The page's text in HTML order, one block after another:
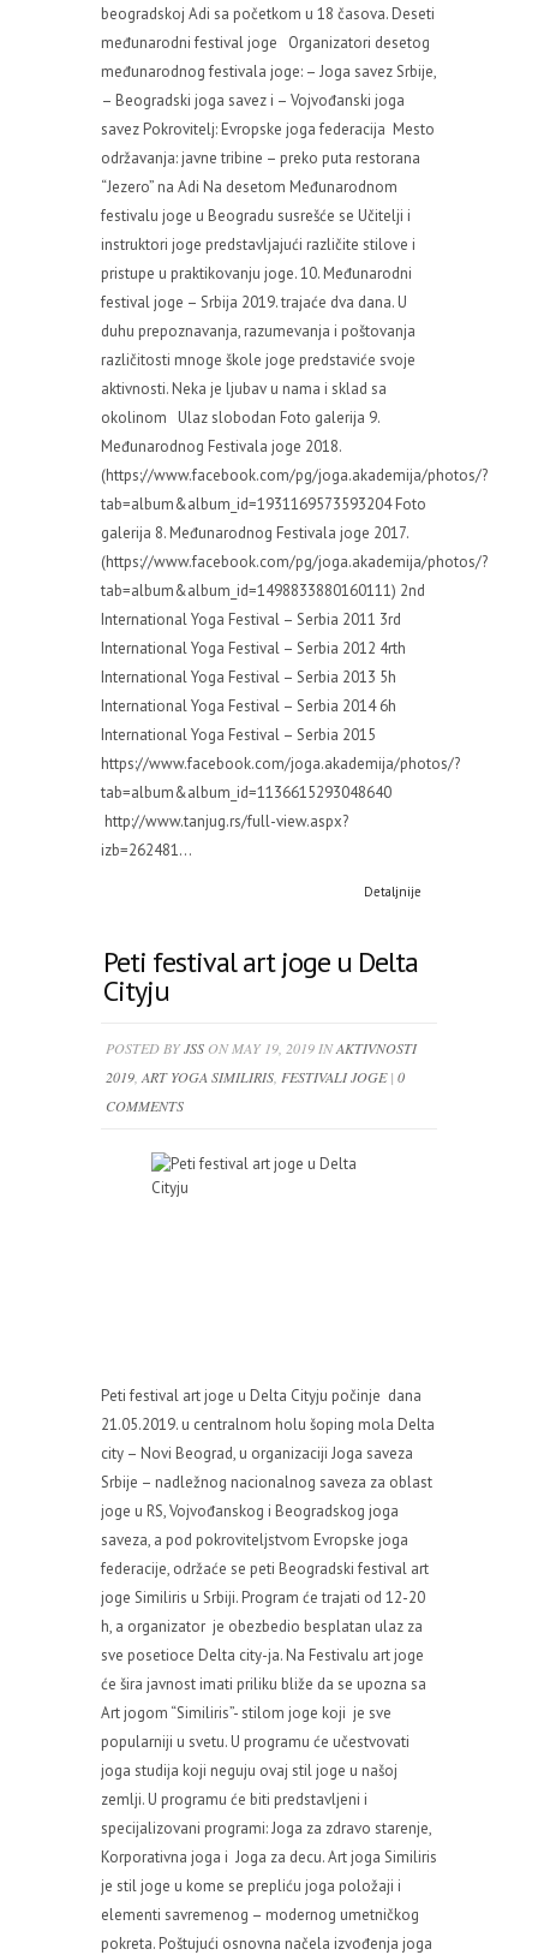
beogradskoj Adi sa početkom u 18 časova. Deseti
međunarodni festival joge Organizatori desetog
međunarodnog festivala joge: – Joga savez Srbije,
– Beogradski joga savez i – Vojvođanski joga
savez Pokrovitelj: Evropske joga federacija Mesto
održavanja: javne tribine – preko puta restorana
“Jezero” na Adi Na desetom Međunarodnom
festivalu joge u Beogradu susrešće se Učitelji i
instruktori joge predstavljajući različite stilove i
pristupe u praktikovanju joge. 10. Međunarodni
festival joge – Srbija 2019. trajaće dva dana. U
duhu prepoznavanja, razumevanja i poštovanja
različitosti mnoge škole joge predstaviće svoje
aktivnosti. Neka je ljubav u nama i sklad sa
okolinom Ulaz slobodan Foto galerija 9.
Međunarodnog Festivala joge 2018.
(https://www.facebook.com/pg/joga.akademija/photos/?
tab=album&album_id=1931169573593204 Foto
galerija 8. Međunarodnog Festivala joge 2017.
(https://www.facebook.com/pg/joga.akademija/photos/?
tab=album&album_id=1498833880160111) 2nd
International Yoga Festival – Serbia 2011 3rd
International Yoga Festival – Serbia 2012 4rth
International Yoga Festival – Serbia 2013 5h
International Yoga Festival – Serbia 2014 6h
International Yoga Festival – Serbia 2015
https://www.facebook.com/joga.akademija/photos/?
tab=album&album_id=1136615293048640
http://www.tanjug.rs/full-view.aspx?
izb=262481...
Detaljnije
Peti festival art joge u Delta
Cityju
POSTED BYJSS ON MAY 19, 2019 INAKTIVNOSTI
2019 ART YOGA SIMILIRIS FESTIVALI JOGE| 0
COMMENTS
Peti festival art joge u Delta Cityju počinje dana
21.05.2019. u centralnom holu šoping mola Delta
city – Novi Beograd, u organizaciji Joga saveza
Srbije – nadležnog nacionalnog saveza za oblast
joge u RS, Vojvođanskog i Beogradskog joga
saveza, a pod pokroviteljstvom Evropske joga
federacije, održaće se peti Beogradski festival art
joge Similiris u Srbiji. Program će trajati od 12-20
h, a organizator je obezbedio besplatan ulaz za
sve posetioce Delta city-ja. Na Festivalu art joge
će šira javnost imati priliku bliže da se upozna sa
Art jogom “Similiris”- stilom joge koji je sve
popularniji u svetu. U programu će učestvovati
joga studija koji neguju ovaj stil joge u našoj
zemlji. U programu će biti predstavljeni i
specijalizovani programi: Joga za zdravo starenje,
Korporativna joga i Joga za decu. Art joga Similiris
je stil joge u kome se prepliću joga položaji i
elementi savremenog – modernog umetničkog
pokreta. Poštujući osnovna načela izvođenja joga